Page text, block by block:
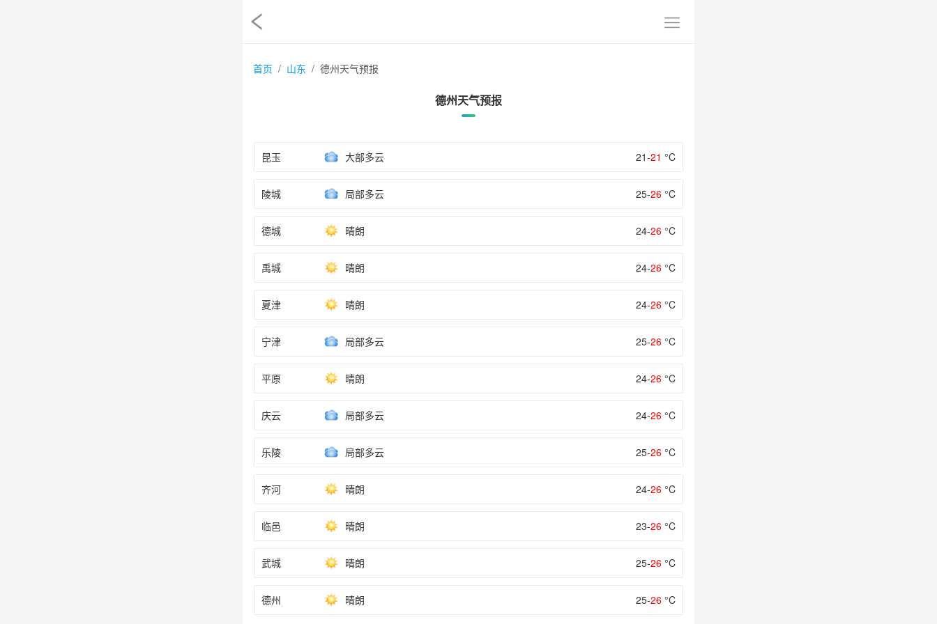
首页 山东 德州天气预报
德州天气预报
昆玉 大部多云 21-21 °C
陵城 局部多云 25-26 °C
德城 晴朗 24-26 °C
禹城 晴朗 24-26 °C
夏津 晴朗 24-26 °C
宁津 局部多云 25-26 °C
平原 晴朗 24-26 °C
庆云 局部多云 24-26 °C
乐陵 局部多云 25-26 °C
齐河 晴朗 24-26 °C
临邑 晴朗 23-26 °C
武城 晴朗 25-26 °C
德州 晴朗 25-26 °C